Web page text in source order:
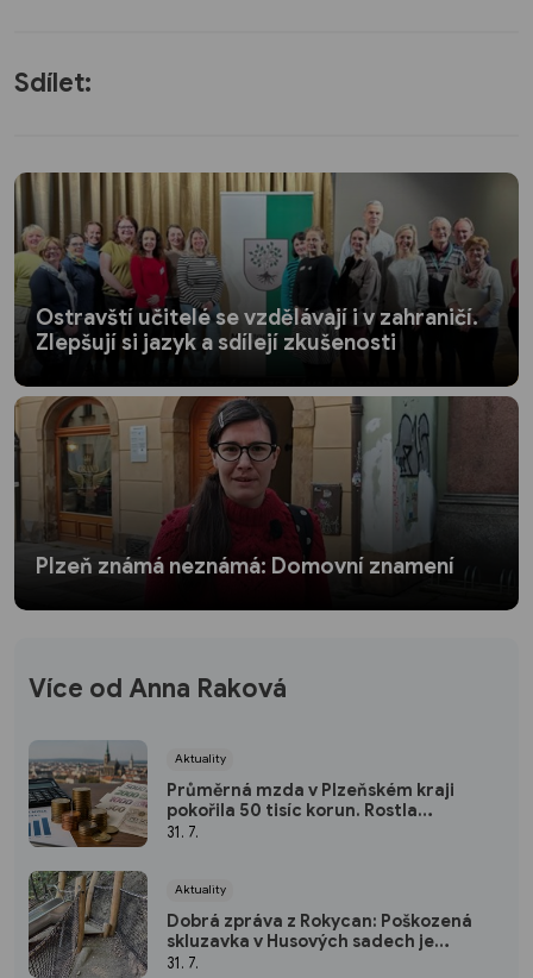
Sdílet:
Ostravští učitelé se vzdělávají i v zahraničí.
Zlepšují si jazyk a sdílejí zkušenosti
Plzeň známá neznámá: Domovní znamení
Více od Anna Raková
Aktuality
Průměrná mzda v Plzeňském kraji
pokořila 50 tisíc korun. Rostla
nejrychleji za pět let
31. 7.
Aktuality
Dobrá zpráva z Rokycan: Poškozená
skluzavka v Husových sadech je
opravena
31. 7.